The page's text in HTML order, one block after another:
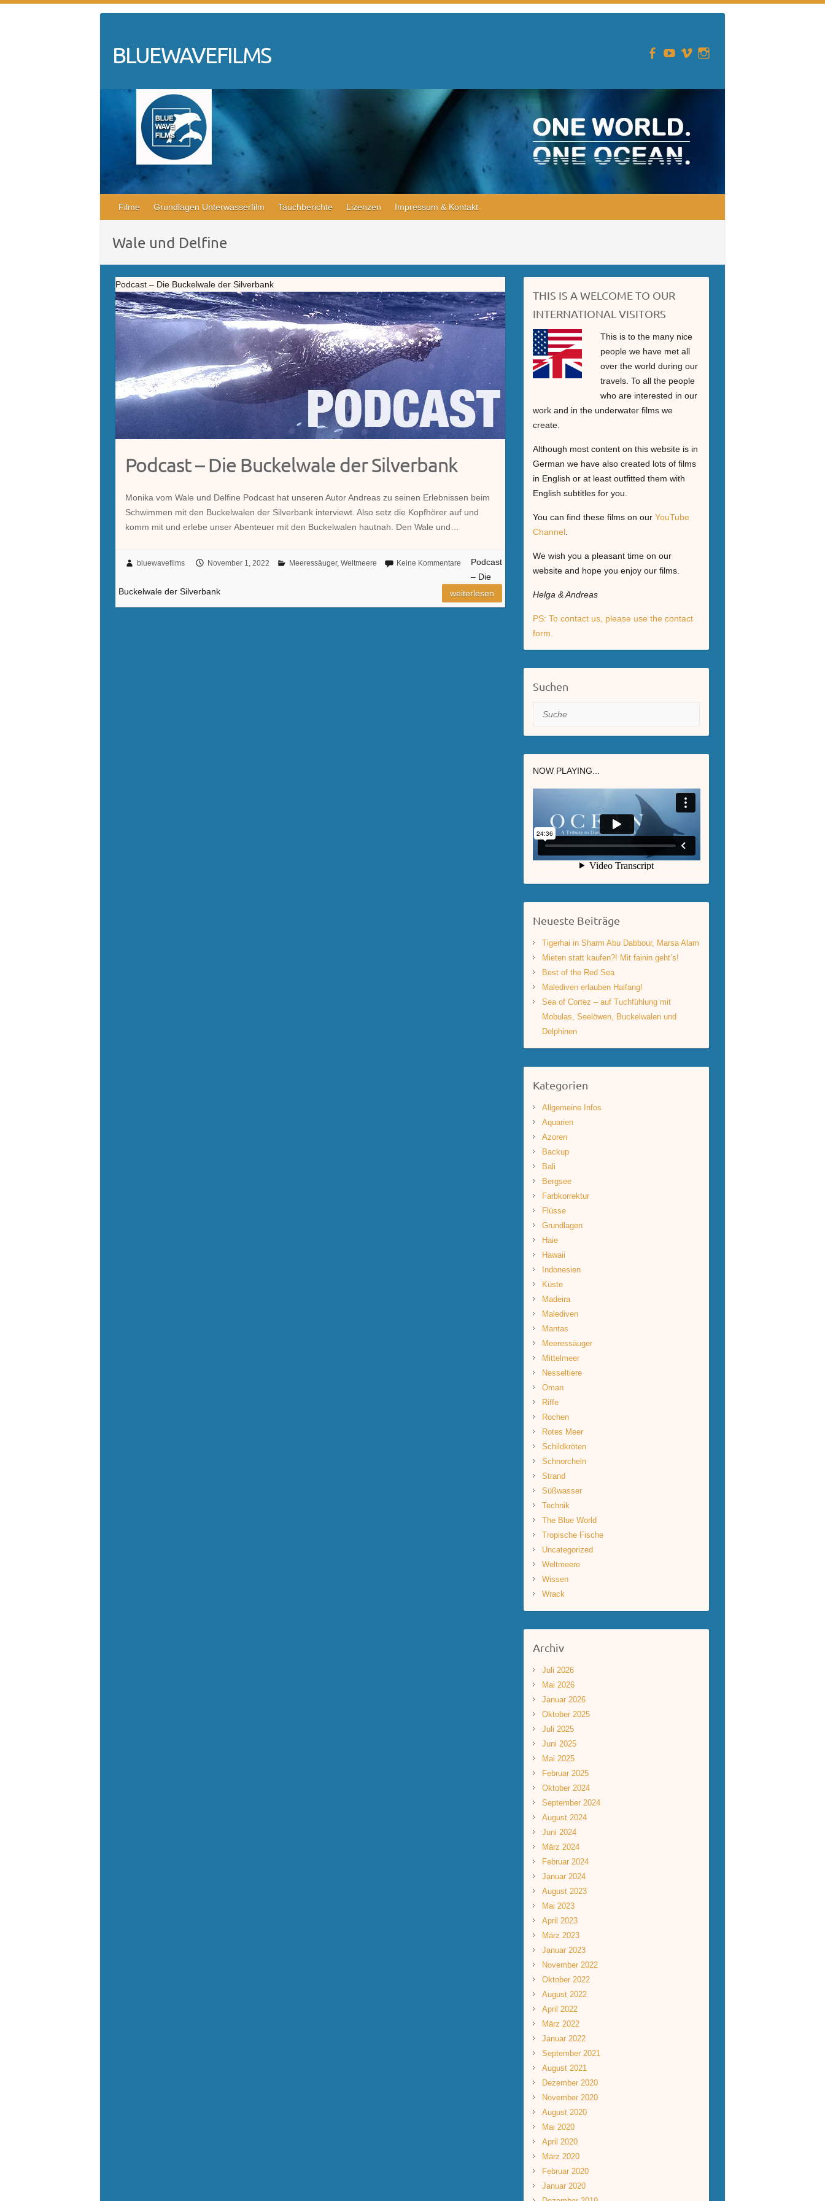
BLUEWAVEFILMS
Filme Grundlagen Unterwasserfilm Tauchberichte Lizenzen Impressum & Kontakt
Wale und Delfine
Podcast – Die Buckelwale der Silverbank
Podcast – Die Buckelwale der Silverbank
Monika vom Wale und Delfine Podcast hat unseren Autor Andreas zu seinen Erlebnissen beim
Schwimmen mit den Buckelwalen der Silverbank interviewt. Also setz die Kopfhörer auf und
komm mit und erlebe unser Abenteuer mit den Buckelwalen hautnah. Den Wale und…
bluewavefilms November 1, 2022 Meeressäuger, Weltmeere Keine Kommentare
Podcast
– Die
Buckelwale der Silverbank
weiterlesen
THIS IS A WELCOME TO OUR
INTERNATIONAL VISITORS
This is to the many nice
people we have met all
over the world during our
travels. To all the people
who are interested in our
work and in the underwater films we
create.
Although most content on this website is in
German we have also created lots of films
in English or at least outfitted them with
English subtitles for you.
You can find these films on our YouTube
Channel.
We wish you a pleasant time on our
website and hope you enjoy our films.
Helga & Andreas
PS: To contact us, please use the contact
form.
Suchen
Suche
NOW PLAYING...
Neueste Beiträge
Tigerhai in Sharm Abu Dabbour, Marsa Alam
Mieten statt kaufen?! Mit fainin geht’s!
Best of the Red Sea
Malediven erlauben Haifang!
Sea of Cortez – auf Tuchfühlung mit
Mobulas, Seelöwen, Buckelwalen und
Delphinen
Kategorien
Allgemeine Infos
Aquarien
Azoren
Backup
Bali
Bergsee
Farbkorrektur
Flüsse
Grundlagen
Haie
Hawaii
Indonesien
Küste
Madeira
Malediven
Mantas
Meeressäuger
Mittelmeer
Nesseltiere
Oman
Riffe
Rochen
Rotes Meer
Schildkröten
Schnorcheln
Strand
Süßwasser
Technik
The Blue World
Tropische Fische
Uncategorized
Weltmeere
Wissen
Wrack
Archiv
Juli 2026
Mai 2026
Januar 2026
Oktober 2025
Juli 2025
Juni 2025
Mai 2025
Februar 2025
Oktober 2024
September 2024
August 2024
Juni 2024
März 2024
Februar 2024
Januar 2024
August 2023
Mai 2023
April 2023
März 2023
Januar 2023
November 2022
Oktober 2022
August 2022
April 2022
März 2022
Januar 2022
September 2021
August 2021
Dezember 2020
November 2020
August 2020
Mai 2020
April 2020
März 2020
Februar 2020
Januar 2020